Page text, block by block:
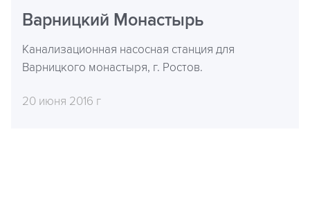
Варницкий Монастырь
Канализационная насосная станция для
Варницкого монастыря, г. Ростов.
20 июня 2016 г